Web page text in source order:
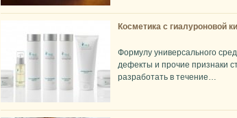
Косметика с гиалуроновой
Формулу универсального
дефекты и прочие признаки
разработать в течение…